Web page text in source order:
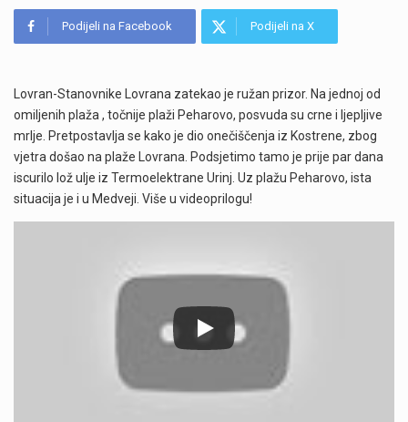
Podijeli na Facebook Podijeli na X
Lovran-Stanovnike Lovrana zatekao je ružan prizor. Na jednoj od
omiljenih plaža , točnije plaži Peharovo, posvuda su crne i ljepljive
mrlje. Pretpostavlja se kako je dio onečiščenja iz Kostrene, zbog
vjetra došao na plaže Lovrana. Podsjetimo tamo je prije par dana
iscurilo lož ulje iz Termoelektrane Urinj. Uz plažu Peharovo, ista
situacija je i u Medveji. Više u videoprilogu!